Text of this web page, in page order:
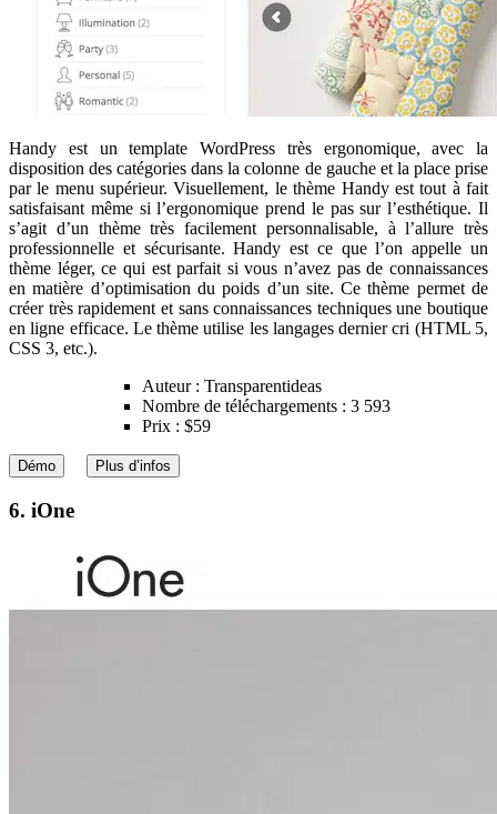
Handy est un template WordPress très ergonomique, avec la
disposition des catégories dans la colonne de gauche et la place prise
par le menu supérieur. Visuellement, le thème Handy est tout à fait
satisfaisant même si l’ergonomique prend le pas sur l’esthétique. Il
s’agit d’un thème très facilement personnalisable, à l’allure très
professionnelle et sécurisante. Handy est ce que l’on appelle un
thème léger, ce qui est parfait si vous n’avez pas de connaissances
en matière d’optimisation du poids d’un site. Ce thème permet de
créer très rapidement et sans connaissances techniques une boutique
en ligne efficace. Le thème utilise les langages dernier cri (HTML 5,
CSS 3, etc.).
Auteur : Transparentideas
Nombre de téléchargements : 3 593
Prix : $59
Démo Plus d’infos
6. iOne